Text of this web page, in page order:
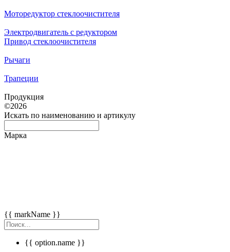
Моторедуктор стеклоочистителя
Электродвигатель с редуктором
Привод стеклоочистителя
Рычаги
Трапеции
Продукция
©2026
Искать по наименованию и артикулу
Марка
{{ markName }}
{{ option.name }}